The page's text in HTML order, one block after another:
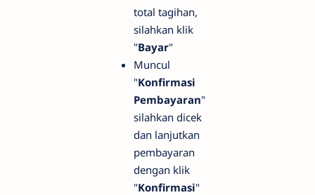
total tagihan,
silahkan klik
"Bayar"
Muncul
"Konfirmasi
Pembayaran"
silahkan dicek
dan lanjutkan
pembayaran
dengan klik
"Konfirmasi"